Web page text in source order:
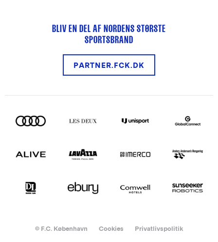
BLIV EN DEL AF NORDENS STØRSTE
SPORTSBRAND
PARTNER.FCK.DK
© F.C. København Cookies Privatlivspolitik